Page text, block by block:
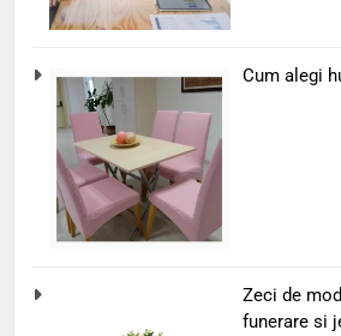
Cum alegi
Zeci de
funerare si